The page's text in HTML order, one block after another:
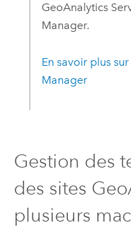
GeoAnalytics
Manager.
En savoir plus
Manager
Gestion des
des sites
plusieurs